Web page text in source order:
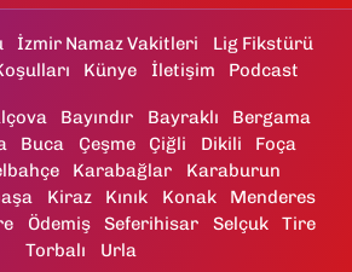
İzmir Namaz Vakitleri
Lig Fikstürü
Künye İletişim Podcast
Bayındır Bayraklı
Bergama
Buca Çeşme Çiğli Dikili
Foça
Karabağlar
Karaburun
Kiraz Kınık Konak
Menderes
Ödemiş Seferihisar Selçuk
Tire
Torbalı
Urla